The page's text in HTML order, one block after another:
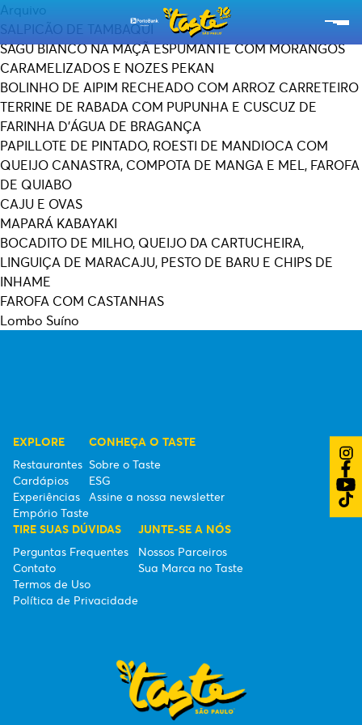
RESTAURANTES
CARDÁPIOS
EXPERIÊNCIAS
ESG
SEBRAE
ASSINE A NOSSA NEWSLETTER
Arquivo
SALPICÃO DE TAMBAQUI
SAGU BIANCO NA MAÇÃ ESPUMANTE COM MORANGOS
CARAMELIZADOS E NOZES PEKAN
BOLINHO DE AIPIM RECHEADO COM ARROZ CARRETEIRO
TERRINE DE RABADA COM PUPUNHA E CUSCUZ DE
FARINHA D’ÁGUA DE BRAGANÇA
PAPILLOTE DE PINTADO, ROESTI DE MANDIOCA COM
QUEIJO CANASTRA, COMPOTA DE MANGA E MEL, FAROFA
DE QUIABO
CAJU E OVAS
MAPARÁ KABAYAKI
BOCADITO DE MILHO, QUEIJO DA CARTUCHEIRA,
LINGUIÇA DE MARACAJU, PESTO DE BARU E CHIPS DE
INHAME
FAROFA COM CASTANHAS
Lombo Suíno
EXPLORE
Restaurantes
Cardápios
Experiências
Empório Taste
CONHEÇA O TASTE
Sobre o Taste
ESG
Assine a nossa newsletter
TIRE SUAS DÚVIDAS
Perguntas Frequentes
Contato
Termos de Uso
Política de Privacidade
JUNTE-SE A NÓS
Nossos Parceiros
Sua Marca no Taste